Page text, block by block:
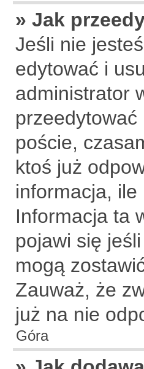
» Jak
Jeśli nie
edytować i
administrator
przeedytować
poście,
ktoś już
informacja, ile
Informacja ta
pojawi się
mogą
Zauważ, że
już na nie
Góra